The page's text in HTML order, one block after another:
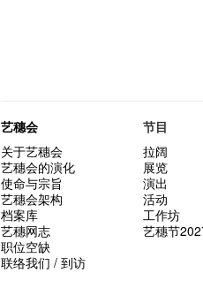
艺穗会
关于艺穗会
艺穗会的演化
使命与宗旨
艺穗会架构
档案库
艺穗网志
职位空缺
联络我们 / 到访
节目
拉阔
展览
演出
活动
工作坊
艺穗节